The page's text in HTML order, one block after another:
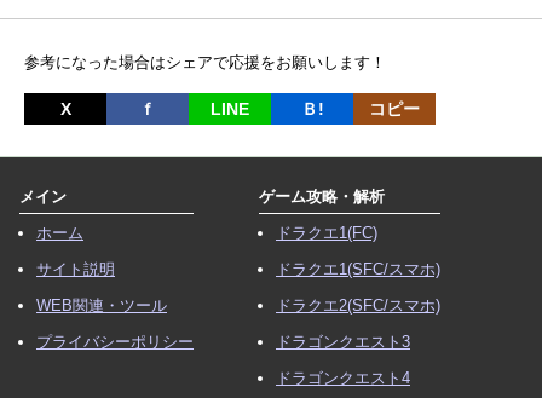
参考になった場合はシェアで応援をお願いします！
X ｆ LINE Ｂ! コピー
メイン
ホーム
サイト説明
WEB関連・ツール
プライバシーポリシー
ゲーム攻略・解析
ドラクエ1(FC)
ドラクエ1(SFC/スマホ)
ドラクエ2(SFC/スマホ)
ドラゴンクエスト3
ドラゴンクエスト4